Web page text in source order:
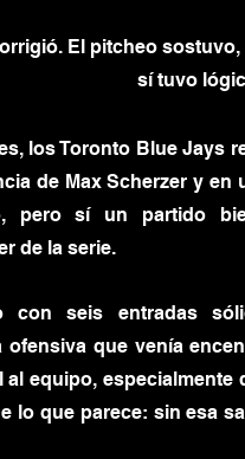
El pitcheo sostuvo,
sí tuvo
los Toronto Blue Jays
de Max Scherzer y
pero sí un partido
de la serie.
con seis entradas
ofensiva que venía
equipo,
lo que parece: sin esa